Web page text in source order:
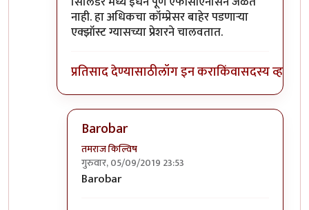
नाही. हा अधिकचा कॉम्प्रेसर बाहेर पडणाऱ्या
एक्झॉस्ट ग्यासच्या प्रेशरने चालवतात.
प्रतिसाद देण्यासाठीलॉग इन कराकिंवासदस्य व्हा
Barobar
तमराज किल्विष
गुरुवार, 05/09/2019 23:53
In reply to
Barobar